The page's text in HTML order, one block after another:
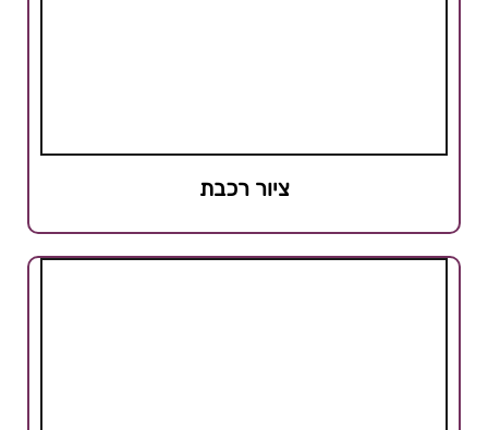
ציור רכבת